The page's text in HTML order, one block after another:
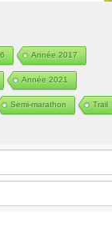
Année 2017
Année 2021
Semi-marathon Trail